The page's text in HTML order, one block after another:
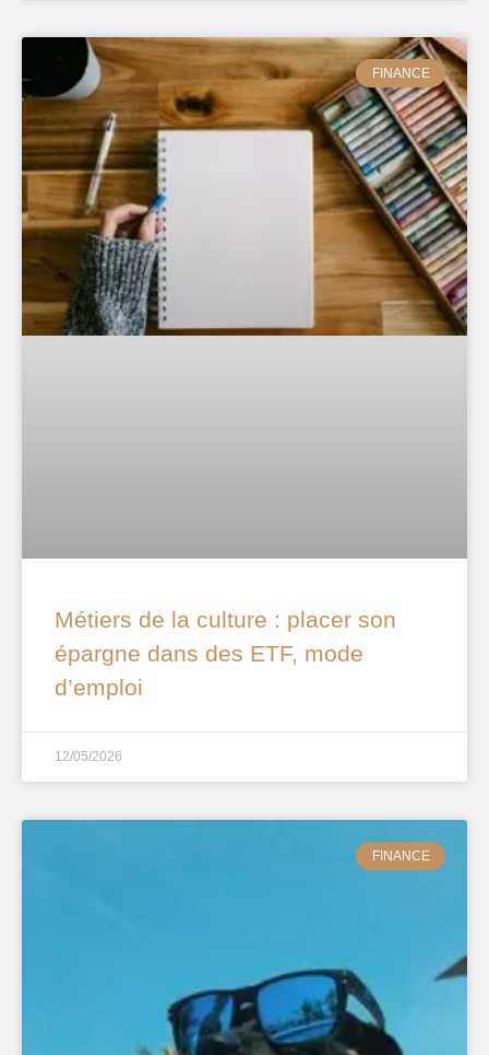
FINANCE
Métiers de la culture : placer son
épargne dans des ETF, mode
d’emploi
12/05/2026
FINANCE